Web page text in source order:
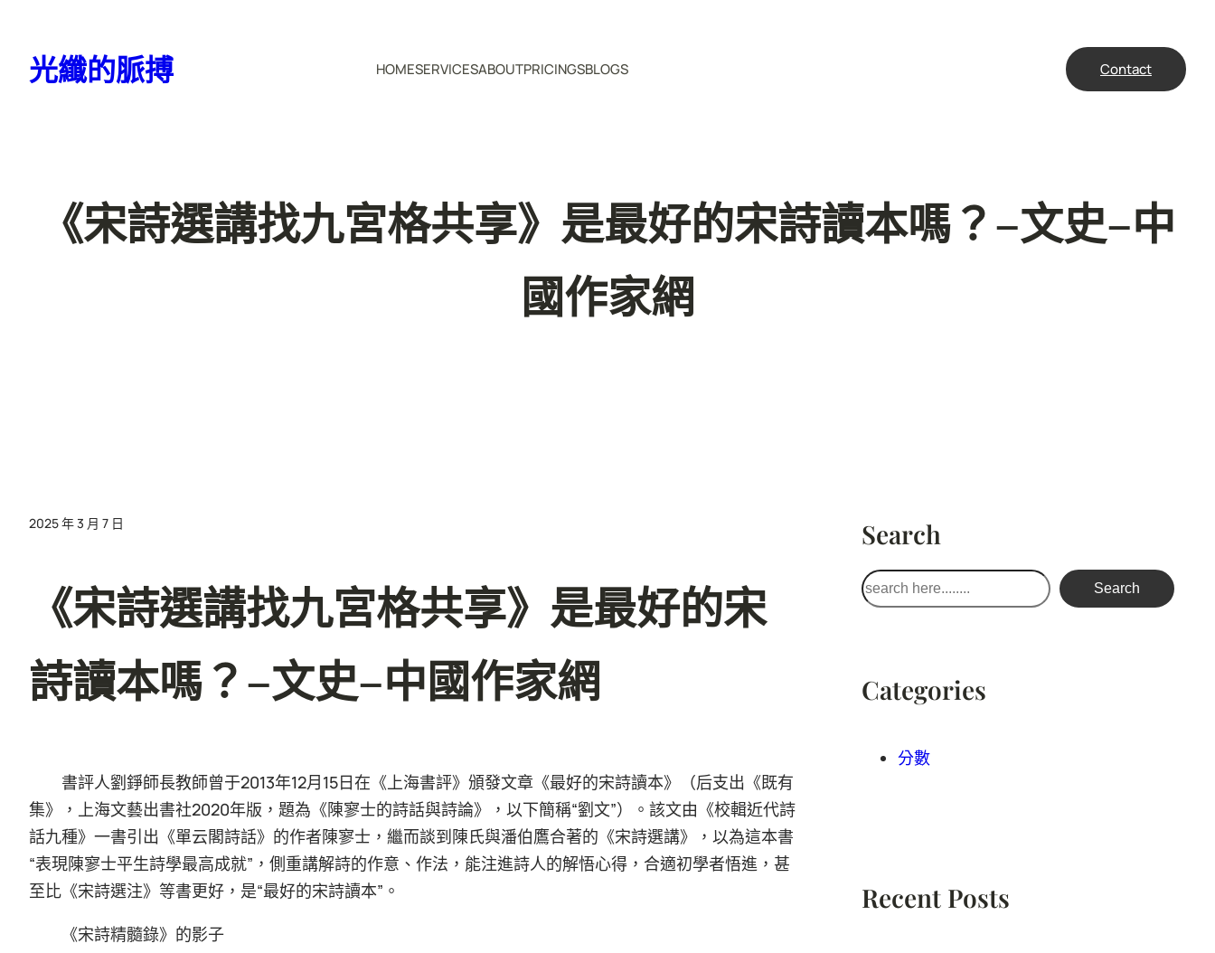
光纖的脈搏 HOMESERVICESABOUTPRICINGSBLOGS Contact
《宋詩選講找九宮格共享》是最好的宋詩讀本嗎？–文史–中
國作家網
2025 年 3 月 7 日
《宋詩選講找九宮格共享》是最好的宋
詩讀本嗎？–文史–中國作家網
書評人劉錚師長教師曾于2013年12月15日在《上海書評》頒發文章《最好的宋詩讀本》（后支出《既有
集》，上海文藝出書社2020年版，題為《陳寥士的詩話與詩論》，以下簡稱“劉文”）。該文由《校輯近代詩
話九種》一書引出《單云閣詩話》的作者陳寥士，繼而談到陳氏與潘伯鷹合著的《宋詩選講》，以為這本書
“表現陳寥士平生詩學最高成就”，側重講解詩的作意、作法，能注進詩人的解悟心得，合適初學者悟進，甚
至比《宋詩選注》等書更好，是“最好的宋詩讀本”。
《宋詩精髓錄》的影子
Search
搜
尋
Search
Categories
分數
Recent Posts